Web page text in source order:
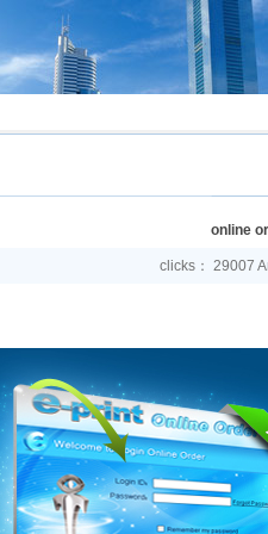
online
clicks： 29007